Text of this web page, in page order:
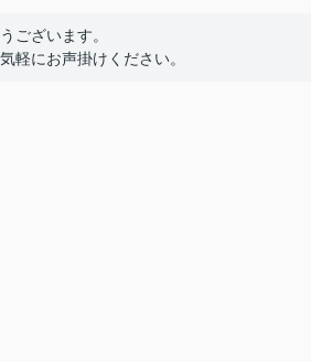
ございます。
軽にお声掛けください。